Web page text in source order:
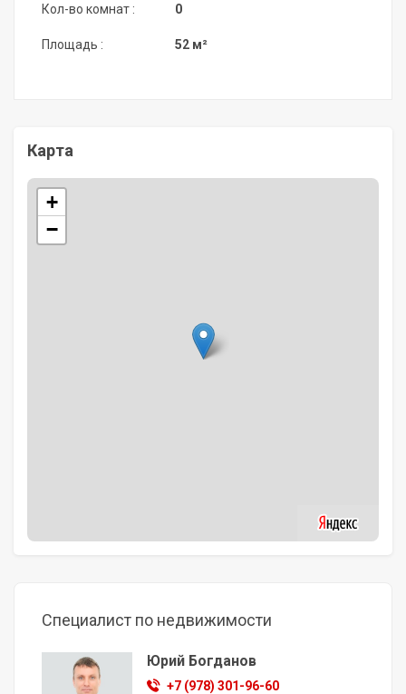
Кол-во комнат :
Площадь :
0
52 м²
Карта
+
−
Специалист по недвижимости
Юрий Богданов
+7 (978) 301-96-60